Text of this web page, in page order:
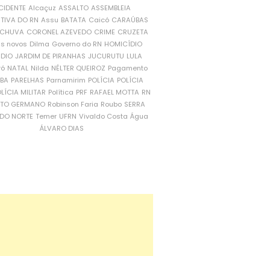
Alcaçuz ASSALTO ASSEMBLEIA
DO RN Assu BATATA Caicó CARAÚBAS
CORONEL AZEVEDO CRIME CRUZETA
novos Dilma Governo do RN HOMICÍDIO
JARDIM DE PIRANHAS JUCURUTU LULA
NATAL Nilda NÉLTER QUEIROZ Pagamento
PARELHAS Parnamirim POLÍCIA POLÍCIA
MILITAR Política PRF RAFAEL MOTTA RN
GERMANO Robinson Faria Roubo SERRA
NORTE Temer UFRN Vivaldo Costa Água
ÁLVARO DIAS